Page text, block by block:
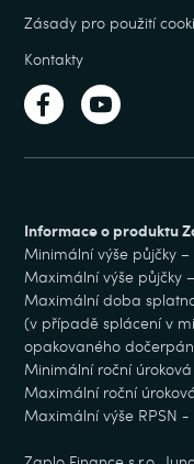
Zásady pro použití
Kontakty
Informace o produktu
Minimální výše půjčky –
Maximální výše půjčky
Maximální doba
(v případě splácení v
opakovaného
Minimální roční
Maximální roční
Maximální výše RPSN -